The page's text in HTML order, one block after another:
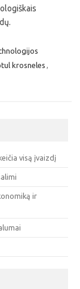
krosneles ,
visą įvaizdį
ir